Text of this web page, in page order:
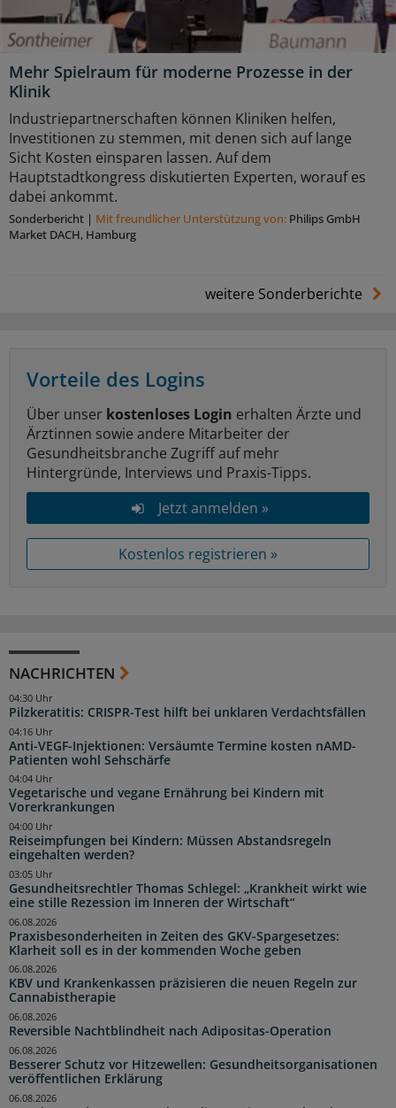
Mehr Spielraum für moderne Prozesse in der
Klinik
Industriepartnerschaften können Kliniken helfen,
Investitionen zu stemmen, mit denen sich auf lange
Sicht Kosten einsparen lassen. Auf dem
Hauptstadtkongress diskutierten Experten, worauf es
dabei ankommt.
Sonderbericht | Mit freundlicher Unterstützung von: Philips GmbH
Market DACH, Hamburg
weitere Sonderberichte
Vorteile des Logins
Über unser kostenloses Login erhalten Ärzte und
Ärztinnen sowie andere Mitarbeiter der
Gesundheitsbranche Zugriff auf mehr
Hintergründe, Interviews und Praxis-Tipps.
Jetzt anmelden »
Kostenlos registrieren »
NACHRICHTEN
Pilzkeratitis: CRISPR-Test hilft bei unklaren Verdachtsfällen
04:30 Uhr
Anti-VEGF-Injektionen: Versäumte Termine kosten nAMD-
Patienten wohl Sehschärfe
04:16 Uhr
Vegetarische und vegane Ernährung bei Kindern mit
Vorerkrankungen
04:04 Uhr
Reiseimpfungen bei Kindern: Müssen Abstandsregeln
eingehalten werden?
04:00 Uhr
Gesundheitsrechtler Thomas Schlegel: „Krankheit wirkt wie
eine stille Rezession im Inneren der Wirtschaft“
03:05 Uhr
Praxisbesonderheiten in Zeiten des GKV-Spargesetzes:
Klarheit soll es in der kommenden Woche geben
06.08.2026
KBV und Krankenkassen präzisieren die neuen Regeln zur
Cannabistherapie
06.08.2026
Reversible Nachtblindheit nach Adipositas-Operation
06.08.2026
Besserer Schutz vor Hitzewellen: Gesundheitsorganisationen
veröffentlichen Erklärung
06.08.2026
06.08.2026